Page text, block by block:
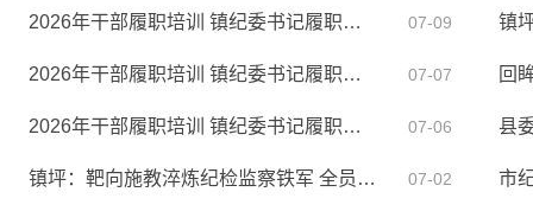
07-09
2026年干部履职培训 镇纪委书记履职谈担...
07-07
2026年干部履职培训 镇纪委书记履职谈担...
07-06
2026年干部履职培训 镇纪委书记履职谈担...
07-02
镇坪：靶向施教淬炼纪检监察铁军 全员培...
镇
回